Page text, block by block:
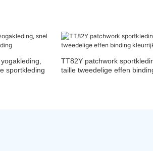
sportkleding
TT82Y patchwork
taille tweedelige effen